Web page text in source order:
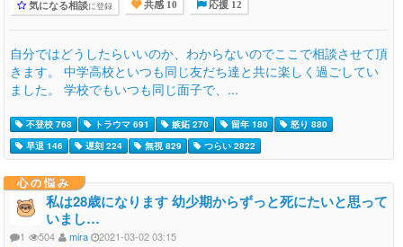
気になる相談に登録 共感 10 応援 12
自分ではどうしたらいいのか、わからないのでここで相談させて頂
きます。 中学高校といつも同じ友だち達と共に楽しく過ごしてい
ました。 学校でもいつも同じ面子で、...
不登校 768 トラウマ 691 嫉妬 270 留年 180
怒り 880
早退 146
遅刻 224 無視 829 つらい 2822
心の悩み
私は28歳になります 幼少期からずっと死にたいと思って
いまし…
1 504 mira 2021-03-02 03:15